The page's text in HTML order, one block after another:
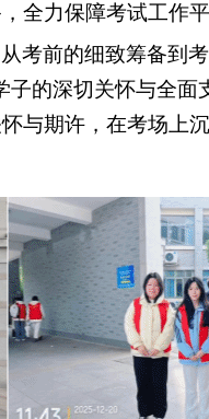
全力保障考试工作平
考前的细致筹备到
子的深切关怀与全面
与期许，在考场上